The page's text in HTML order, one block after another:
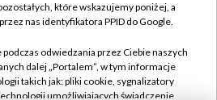
Pomoc
Kontakt
które wskazujemy poniżej, a
nas identyfikatora PPID do Google.
odwiedzania przez Ciebie naszych
dalej „Portalem”, w tym informacje
takich jak: pliki cookie, sygnalizatory
umożliwiających świadczenie